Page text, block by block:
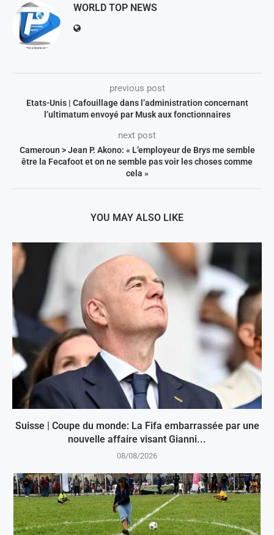
WORLD TOP NEWS
previous post
Etats-Unis | Cafouillage dans l’administration concernant
l’ultimatum envoyé par Musk aux fonctionnaires
next post
Cameroun > Jean P. Akono: « L’employeur de Brys me semble
être la Fecafoot et on ne semble pas voir les choses comme
cela »
YOU MAY ALSO LIKE
Suisse | Coupe du monde: La Fifa embarrassée par une
nouvelle affaire visant Gianni...
08/08/2026